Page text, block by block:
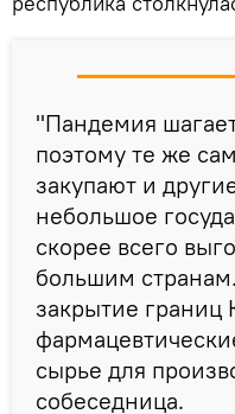
"Пандемия
поэтому те же
закупают и
небольшое
скорее всего
большим
закрытие границ
сырье для
собеседница.